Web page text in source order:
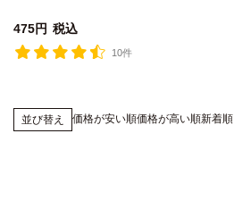
475 税込
10件
並び替え 価格が安い順価格が高い順新着順